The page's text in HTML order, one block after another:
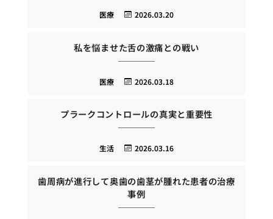
2026.03.20
医療
私を悩ませた舌の激痛との戦い
2026.03.18
医療
プラークコントロールの真実と重要性
2026.03.16
生活
歯周病が進行して奥歯の歯茎が腫れた患者の治療
事例